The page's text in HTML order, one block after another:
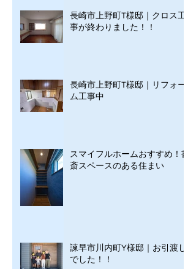
長崎市上野町T様邸｜クロス工
事が終わりました！！
長崎市上野町T様邸｜リフォー
ム工事中
スマイフルホームおすすめ！書
斎スペースのある住まい
諫早市川内町Y様邸｜お引渡し
でした！！